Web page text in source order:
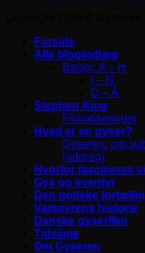
Forside
Alle blogindlæg
Bøger: A – H
I – N
O – Å
Stephen King
Filmatiseringer
Hvad er en gyser?
Gyseren: om
(uddrag)
Hvorfor fascineres
Gys og eventyr
Den gotiske
Vampyrens historie
Danske gyserfilm
Tidslinje
Om Gyseren